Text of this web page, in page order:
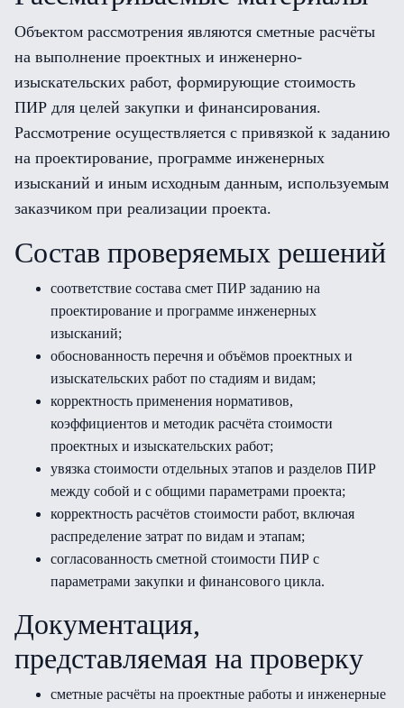
Объектом рассмотрения являются сметные расчёты
на выполнение проектных и инженерно-
изыскательских работ, формирующие стоимость
ПИР для целей закупки и финансирования.
Рассмотрение осуществляется с привязкой к заданию
на проектирование, программе инженерных
изысканий и иным исходным данным, используемым
заказчиком при реализации проекта.
Состав проверяемых решений
соответствие состава смет ПИР заданию на
проектирование и программе инженерных
изысканий;
обоснованность перечня и объёмов проектных и
изыскательских работ по стадиям и видам;
корректность применения нормативов,
коэффициентов и методик расчёта стоимости
проектных и изыскательских работ;
увязка стоимости отдельных этапов и разделов ПИР
между собой и с общими параметрами проекта;
корректность расчётов стоимости работ, включая
распределение затрат по видам и этапам;
согласованность сметной стоимости ПИР с
параметрами закупки и финансового цикла.
Документация,
представляемая на проверку
сметные расчёты на проектные работы и инженерные